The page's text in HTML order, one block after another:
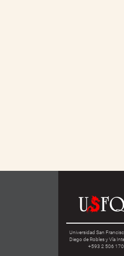
Universidad San
Diego de Robles y Vía
+593 2 506